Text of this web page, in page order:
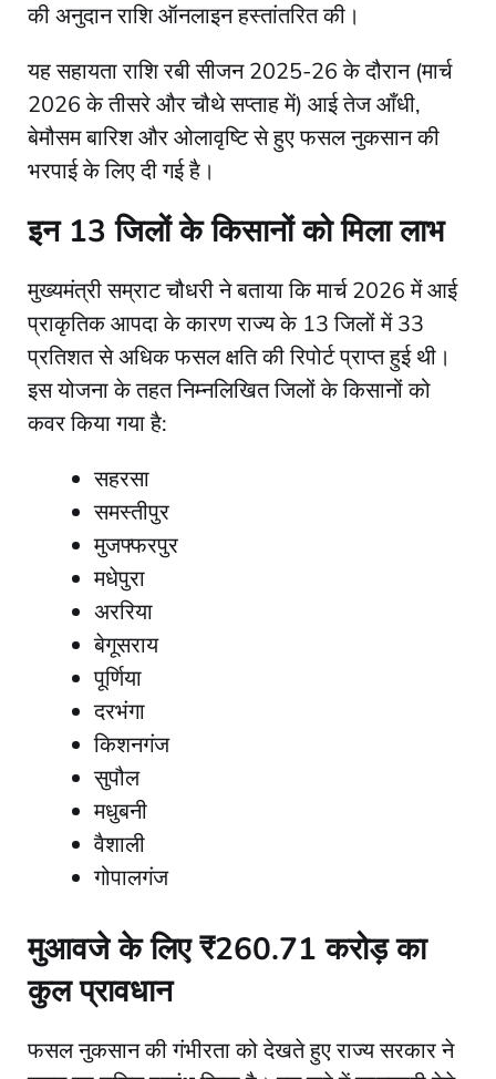
की अनुदान राशि ऑनलाइन हस्तांतरित की।
​यह सहायता राशि रबी सीजन 2025-26 के दौरान (मार्च
2026 के तीसरे और चौथे सप्ताह में) आई तेज आँधी,
बेमौसम बारिश और ओलावृष्टि से हुए फसल नुकसान की
भरपाई के लिए दी गई है।
इन 13 जिलों के किसानों को मिला लाभ
​मुख्यमंत्री सम्राट चौधरी ने बताया कि मार्च 2026 में आई
प्राकृतिक आपदा के कारण राज्य के 13 जिलों में 33
प्रतिशत से अधिक फसल क्षति की रिपोर्ट प्राप्त हुई थी।
इस योजना के तहत निम्नलिखित जिलों के किसानों को
कवर किया गया है:
​सहरसा
​समस्तीपुर
​मुजफ्फरपुर
​मधेपुरा
​अररिया
​बेगूसराय
​पूर्णिया
​दरभंगा
​किशनगंज
​सुपौल
​मधुबनी
​वैशाली
​गोपालगंज
मुआवजे के लिए ₹260.71 करोड़ का
कुल प्रावधान
​फसल नुकसान की गंभीरता को देखते हुए राज्य सरकार ने